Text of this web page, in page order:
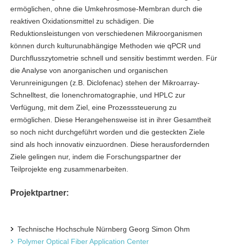
ermöglichen, ohne die Umkehrosmose-Membran durch die
reaktiven Oxidationsmittel zu schädigen. Die
Reduktionsleistungen von verschiedenen Mikroorganismen
können durch kulturunabhängige Methoden wie qPCR und
Durchflusszytometrie schnell und sensitiv bestimmt werden. Für
die Analyse von anorganischen und organischen
Verunreinigungen (z.B. Diclofenac) stehen der Mikroarray-
Schnelltest, die Ionenchromatographie, und HPLC zur
Verfügung, mit dem Ziel, eine Prozesssteuerung zu
ermöglichen. Diese Herangehensweise ist in ihrer Gesamtheit
so noch nicht durchgeführt worden und die gesteckten Ziele
sind als hoch innovativ einzuordnen. Diese herausfordernden
Ziele gelingen nur, indem die Forschungspartner der
Teilprojekte eng zusammenarbeiten.
Projektpartner:
Technische Hochschule Nürnberg Georg Simon Ohm
Polymer Optical Fiber Application Center